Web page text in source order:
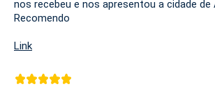
nos recebeu e nos apresentou a cidade de
Recomendo
Link